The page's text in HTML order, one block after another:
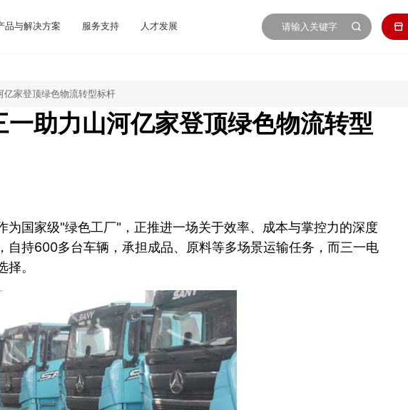
品与解决方案 服务支持 人才发展
家登顶绿色物流转型标杆
助力山河亿家登顶绿色物流转型
为国家级"绿色工厂"，正推进一场关于效率、成本与掌控力的深度
自持600多台车辆，承担成品、原料等多场景运输任务，而三一电
。